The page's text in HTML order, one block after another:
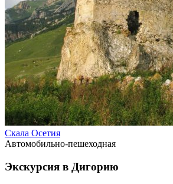
Скала Осетия
Автомобильно-пешеходная
Экскурсия в Дигорию